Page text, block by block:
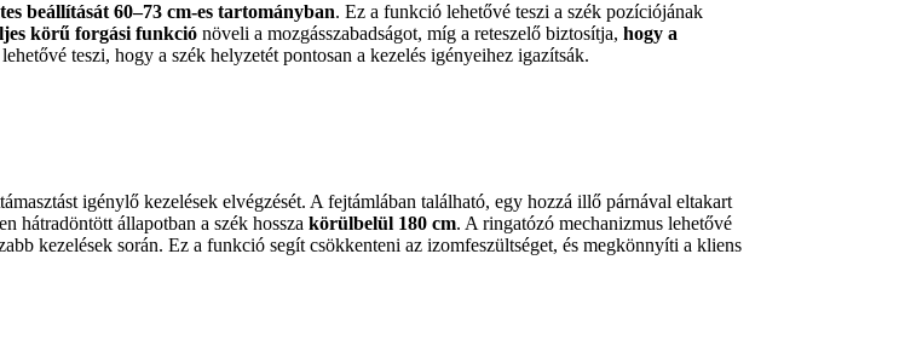
beállítását 60–73 cm-es tartományban. Ez a funkció lehetővé teszi a szék pozíciójának
körű forgási funkció növeli a mozgásszabadságot, míg a reteszelő biztosítja,hogy a
teszi, hogy a szék helyzetét pontosan a kezelés igényeihez igazítsák.
igénylő kezelések elvégzését. A fejtámlában található, egy hozzá illő párnával eltakart
hátradöntött állapotban a szék hossza körülbelül 180 cm. A ringatózó mechanizmus lehetővé
kezelések során. Ez a funkció segít csökkenteni az izomfeszültséget, és megkönnyíti a kliens